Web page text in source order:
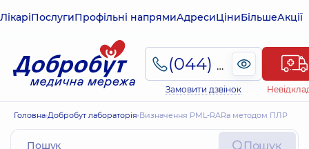
ЛікаріПослугиПрофільні напрямиАдресиЦіниБільшеАкції
(044) 495-2-888
Замовити дзвінок
Головна Добробут лабораторія Визначення PML-RARа методом ПЛР
Пошук